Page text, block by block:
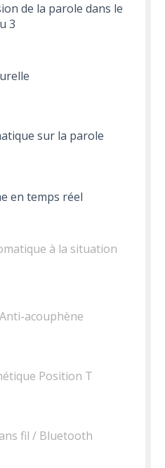
de la parole dans le
3
sur la parole
en temps réel
à la situation
acouphène
Position T
fil / Bluetooth